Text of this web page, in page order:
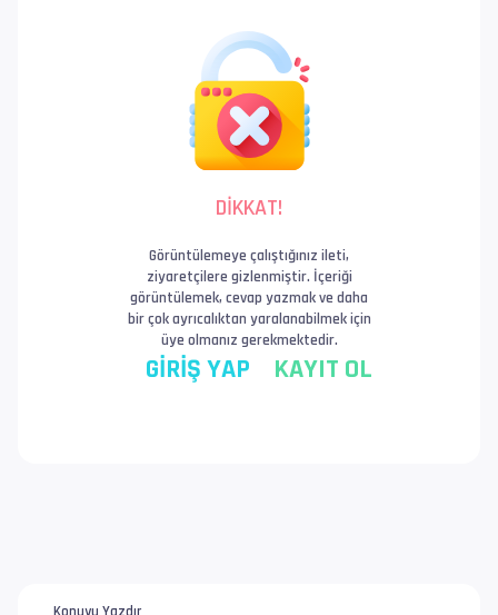
DİKKAT!
Görüntülemeye çalıştığınız ileti,
ziyaretçilere gizlenmiştir. İçeriği
görüntülemek, cevap yazmak ve daha
bir çok ayrıcalıktan yaralanabilmek için
üye olmanız gerekmektedir.
GİRİŞ YAP KAYIT OL